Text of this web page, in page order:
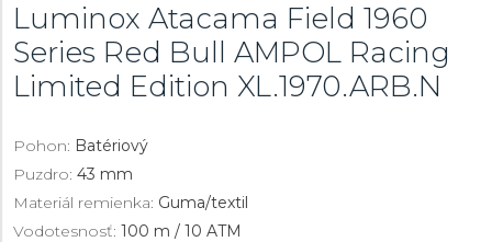
Luminox Atacama Field 1960
Series Red Bull AMPOL Racing
Limited Edition XL.1970.ARB.N
Pohon: Batériový
Puzdro: 43 mm
Materiál remienka: Guma/textil
Vodotesnosť: 100 m / 10 ATM